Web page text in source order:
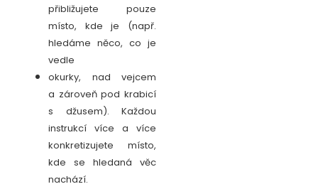
přibližujete pouze
místo, kde je (např.
hledáme něco, co je
vedle
okurky, nad vejcem
a zároveň pod krabicí
s džusem). Každou
instrukcí více a více
konkretizujete místo,
kde se hledaná věc
nachází.